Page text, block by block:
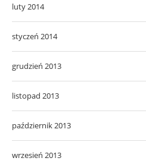
luty 2014
styczeń 2014
grudzień 2013
listopad 2013
październik 2013
wrzesień 2013